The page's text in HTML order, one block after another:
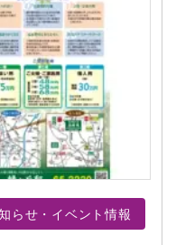
らせ・イベント情報